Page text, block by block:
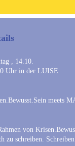
, 14.10.
Uhr in der LUISE
meets
von
zu schreiben.